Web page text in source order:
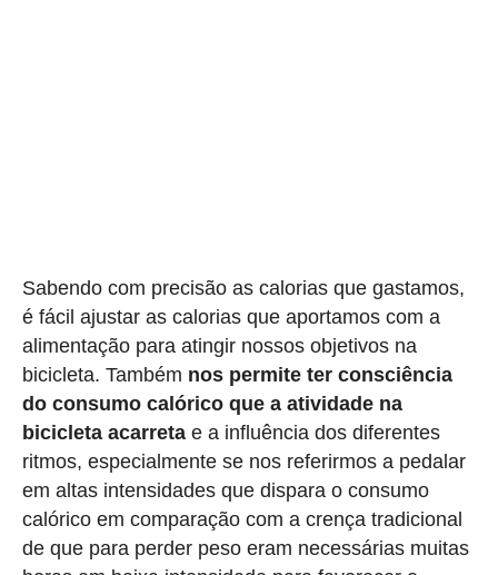
Sabendo com precisão as calorias que gastamos,
é fácil ajustar as calorias que aportamos com a
alimentação para atingir nossos objetivos na
bicicleta. Também nos permite ter consciência
do consumo calórico que a atividade na
bicicleta acarretae a influência dos diferentes
ritmos, especialmente se nos referirmos a pedalar
em altas intensidades que dispara o consumo
calórico em comparação com a crença tradicional
de que para perder peso eram necessárias muitas